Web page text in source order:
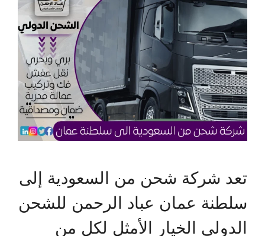
تعد شركة شحن من السعودية إلى
سلطنة عمان عباد الرحمن للشحن
الدولي الخيار الأمثل لكل من